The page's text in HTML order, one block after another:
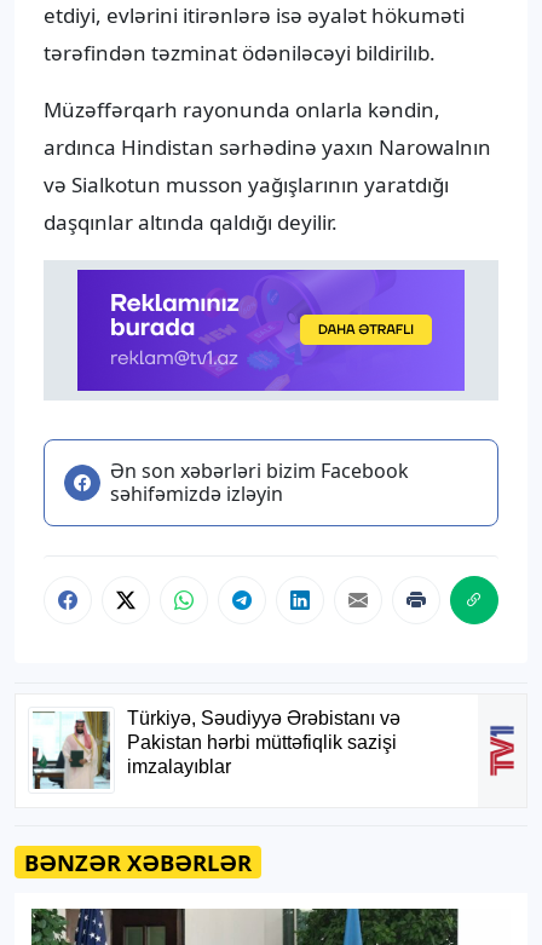
etdiyi, evlərini itirənlərə isə əyalət hökuməti
tərəfindən təzminat ödəniləcəyi bildirilıb.
Müzəffərqarh rayonunda onlarla kəndin,
ardınca Hindistan sərhədinə yaxın Narowalnın
və Sialkotun musson yağışlarının yaratdığı
daşqınlar altında qaldığı deyilir.
Ən son xəbərləri bizim Facebook
səhifəmizdə izləyin
BƏNZƏR XƏBƏRLƏR